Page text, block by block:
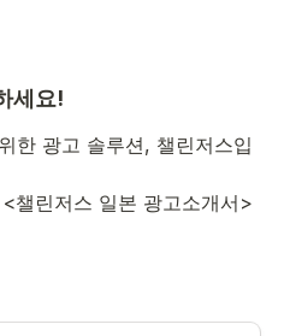
세요!
한 광고 솔루션, 챌린저스입
챌린저스 일본 광고소개서>